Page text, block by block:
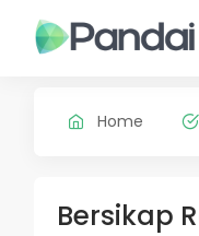
Home
Bersikap